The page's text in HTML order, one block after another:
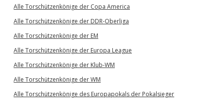
Alle Torschützenkönige der Copa America
Alle Torschützenkönige der DDR-Oberliga
Alle Torschützenkönige der EM
Alle Torschützenkönige der Europa League
Alle Torschützenkönige der Klub-WM
Alle Torschützenkönige der WM
Alle Torschützenkönige des Europapokals der Pokalsieger